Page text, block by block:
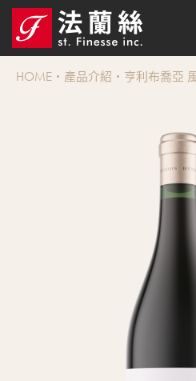
HOME 產品介紹 亨利布喬亞